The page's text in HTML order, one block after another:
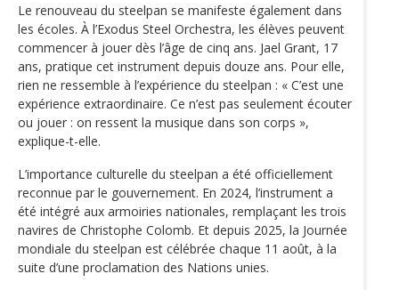
Le renouveau du steelpan se manifeste également dans
les écoles. À l’Exodus Steel Orchestra, les élèves peuvent
commencer à jouer dès l’âge de cinq ans. Jael Grant, 17
ans, pratique cet instrument depuis douze ans. Pour elle,
rien ne ressemble à l’expérience du steelpan : « C’est une
expérience extraordinaire. Ce n’est pas seulement écouter
ou jouer : on ressent la musique dans son corps »,
explique-t-elle.
L’importance culturelle du steelpan a été officiellement
reconnue par le gouvernement. En 2024, l’instrument a
été intégré aux armoiries nationales, remplaçant les trois
navires de Christophe Colomb. Et depuis 2025, la Journée
mondiale du steelpan est célébrée chaque 11 août, à la
suite d’une proclamation des Nations unies.